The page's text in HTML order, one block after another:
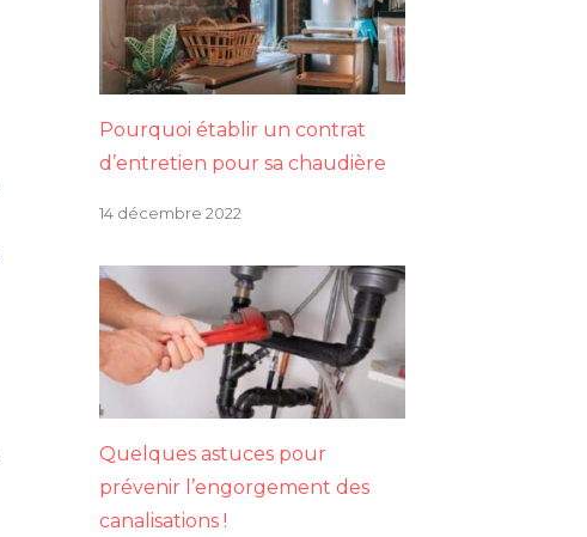
Pourquoi établir un contrat
d’entretien pour sa chaudière
14 décembre 2022
Quelques astuces pour
prévenir l’engorgement des
canalisations !